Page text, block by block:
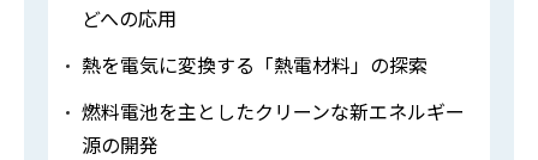
どへの応用
熱を電気に変換する「熱電材料」の探索
燃料電池を主としたクリーンな新エネルギー
源の開発